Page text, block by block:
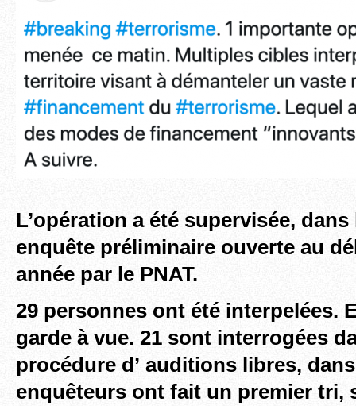
L’opération a été supervisée, dans
enquête préliminaire ouverte au
année par le PNAT.
29 personnes ont été interpelées.
garde à vue. 21 sont interrogées
procédure d’ auditions libres,
enquêteurs ont fait un premier tri,